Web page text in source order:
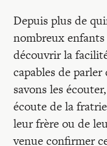
Depuis plus de
nombreux
découvrir la
capables de
savons les
écoute de la
leur frère ou de
venue confirmer